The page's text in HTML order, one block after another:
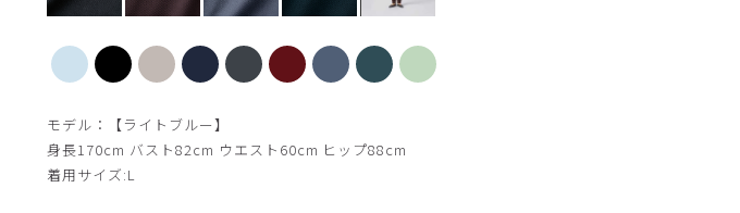
モデル：【ライトブルー】
身長170cm バスト82cm ウエスト60cm ヒップ88cm
着用サイズ:L